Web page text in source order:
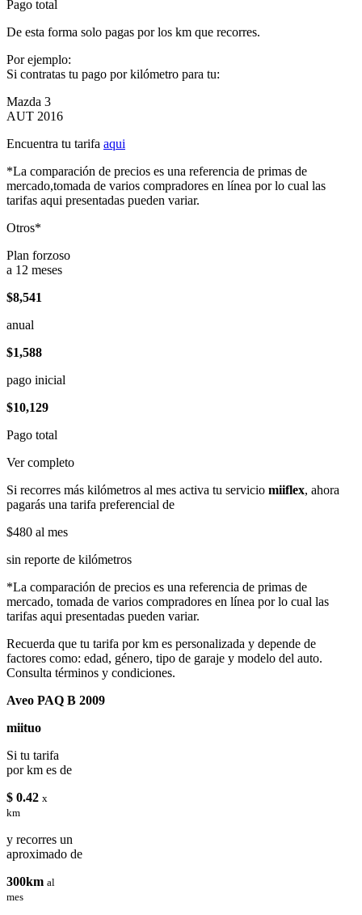
Pago total
De esta forma solo pagas por los km que recorres.
Por ejemplo:
Si contratas tu pago por kilómetro para tu:
Mazda 3
AUT 2016
Encuentra tu tarifa aqui
*La comparación de precios es una referencia de primas de
mercado,tomada de varios compradores en línea por lo cual las
tarifas aqui presentadas pueden variar.
Otros*
Plan forzoso
a 12 meses
$8,541
anual
$1,588
pago inicial
$10,129
Pago total
Ver completo
Si recorres más kilómetros al mes activa tu servicio miiflex, ahora
pagarás una tarifa preferencial de
$480 al mes
sin reporte de kilómetros
*La comparación de precios es una referencia de primas de
mercado, tomada de varios compradores en línea por lo cual las
tarifas aqui presentadas pueden variar.
Recuerda que tu tarifa por km es personalizada y depende de
factores como: edad, género, tipo de garaje y modelo del auto.
Consulta términos y condiciones.
Aveo PAQ B 2009
miituo
Si tu tarifa
por km es de
$ 0.42 x
km
y recorres un
aproximado de
300km al
mes